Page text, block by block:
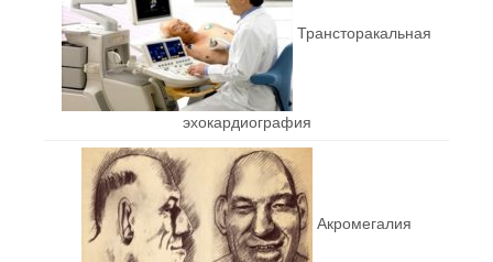
Трансторакальная
эхокардиография
Акромегалия